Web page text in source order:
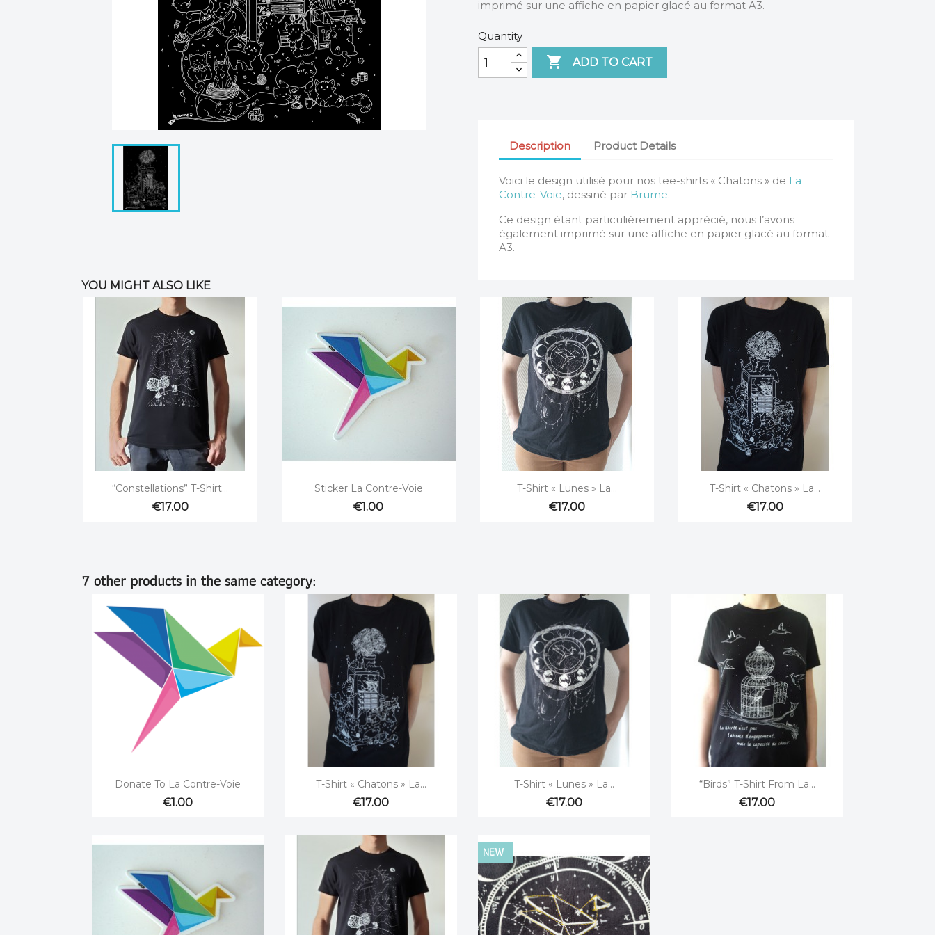
imprimé sur une affiche en papier glacé au format A3.
Quantity
 ADD TO CART
Description Product Details
Voici le design utilisé pour nos tee-shirts « Chatons » de La
Contre-Voie, dessiné par Brume.
Ce design étant particulièrement apprécié, nous l’avons
également imprimé sur une affiche en papier glacé au format
A3.
YOU MIGHT ALSO LIKE
Quick view
“Constellations” T-Shirt...
€17.00
Quick view
Sticker La Contre-Voie
€1.00
Quick view
T-Shirt « Lunes » La...
€17.00
 Quick view
T-Shirt « Chatons » La...
€17.00
7 other products in the same category:
 Quick view
Donate To La Contre-Voie
€1.00
 Quick view
T-Shirt « Chatons » La...
€17.00
Quick view
T-Shirt « Lunes » La...
€17.00
 Quick view
“Birds” T-Shirt From La...
€17.00
NEW